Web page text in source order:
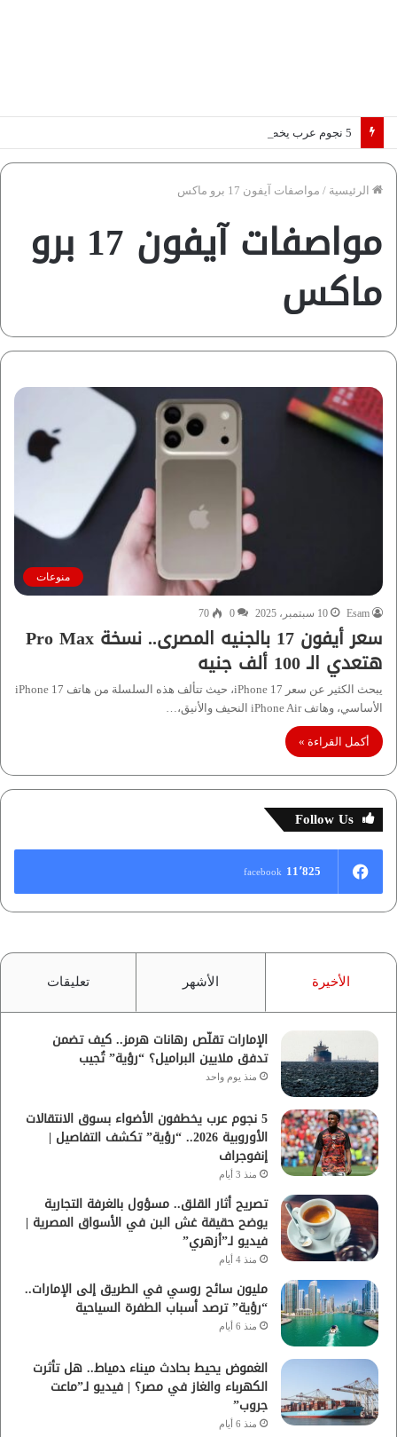
الرئيسية / مواصفات آيفون 17 برو ماكس
مواصفات آيفون 17 برو
ماكس
منوعات
Esam 10 سبتمبر، 2025 0
70
سعر أيفون 17 بالجنيه المصرى.. نسخة Pro Max
هتعدي الـ 100 ألف جنيه
يبحث الكثير عن سعر iPhone 17، حيث تتألف هذه السلسلة من هاتف iPhone 17
الأساسي، وهاتف iPhone Air النحيف والأنيق،…
أكمل القراءة »
Follow Us
11٬825 facebook
الأخيرة الأشهر تعليقات
الإمارات تقلّص رهانات هرمز.. كيف تضمن
تدفق ملايين البراميل؟ “رؤية” تُجيب
منذ يوم واحد
5 نجوم عرب يخطفون الأضواء بسوق الانتقالات
الأوروبية 2026.. “رؤية” تكشف التفاصيل |
إنفوجراف
منذ 3 أيام
تصريح أثار القلق.. مسؤول بالغرفة التجارية
يوضح حقيقة غش البن في الأسواق المصرية |
فيديو لـ”أزهري”
منذ 4 أيام
مليون سائح روسي في الطريق إلى الإمارات..
“رؤية” ترصد أسباب الطفرة السياحية
منذ 6 أيام
الغموض يحيط بحادث ميناء دمياط.. هل تأثرت
الكهرباء والغاز في مصر؟ | فيديو لـ”ماعت
جروب”
منذ 6 أيام